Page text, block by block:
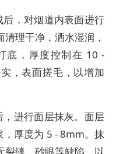
，对烟道内表面进行
理干净，洒水湿润，
底，厚度控制在 10 -
，表面搓毛，以增加
进行面层抹灰。面层
，厚度为 5 - 8mm。抹